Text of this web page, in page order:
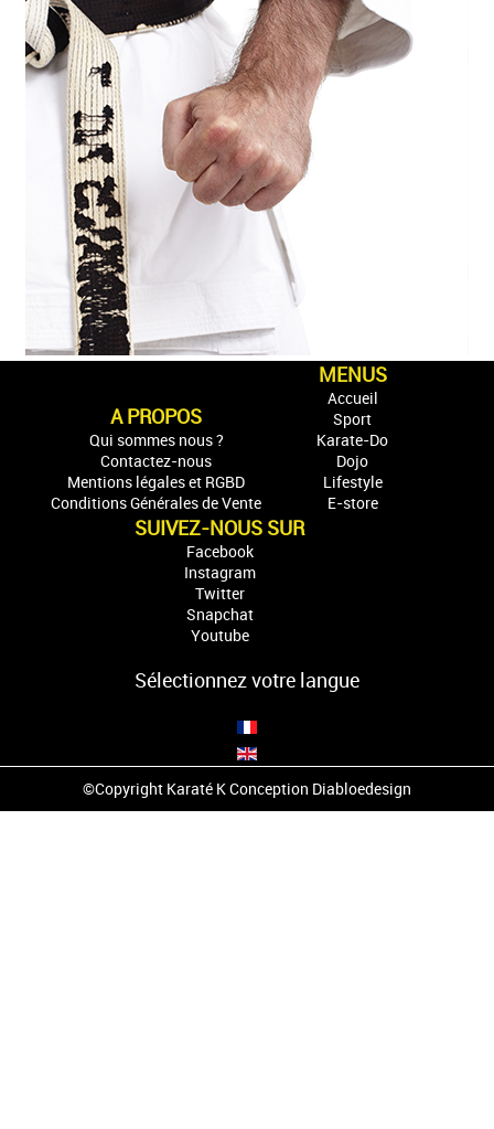
A PROPOS
Qui sommes nous ?
Contactez-nous
Mentions légales et RGBD
Conditions Générales de Vente
MENUS
Accueil
Sport
Karate-Do
Dojo
Lifestyle
E-store
SUIVEZ-NOUS SUR
Facebook
Instagram
Twitter
Snapchat
Youtube
Sélectionnez votre langue
©Copyright Karaté K Conception Diabloedesign